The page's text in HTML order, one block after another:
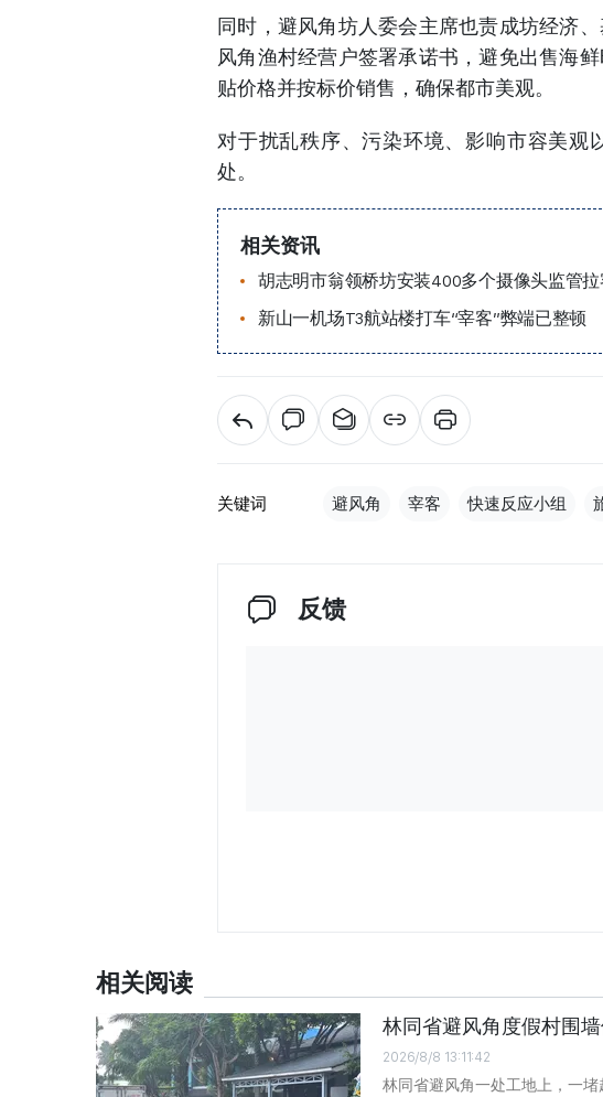
同时，避风角坊人委会主席也责成坊经济
风角渔村经营户签署承诺书，避免出售海
贴价格并按标价销售，确保都市美观。
对于扰乱秩序、污染环境、影响市容美
处。
相关资讯
胡志明市翁领桥坊安装400多个摄像头监管
新山一机场T3航站楼打车“宰客”弊端已整顿
关键词 避风角 宰客 快速反应小组
反馈
相关阅读
林同省避风角度假村围
2026/8/8 13:11:42
林同省避风角一处工地上，一